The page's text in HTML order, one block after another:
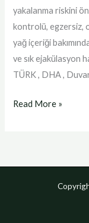
yakalanma riskini
kontrolü, egzersiz,
yağ içeriği
ve sık ejakülasyon
TÜRK , DHA ,
Read More »